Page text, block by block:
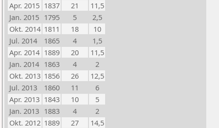
Apr. 2015 1837 21
11,5
Jan. 2015 1795 5
2,5
Okt. 2014 1811 18
10
Jul. 2014
1865 4
1,5
Apr. 2014 1889 20
11,5
Jan. 2014 1863 4
2
Okt. 2013 1856 26
12,5
Jul. 2013
1860 11
6
Apr. 2013 1843 10
5
Jan. 2013 1883 4
2
Okt. 2012 1889 27
14,5